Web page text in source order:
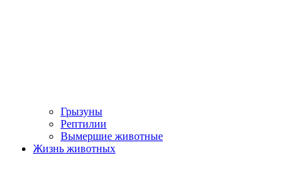
Грызуны
Рептилии
Вымершие животные
Жизнь животных